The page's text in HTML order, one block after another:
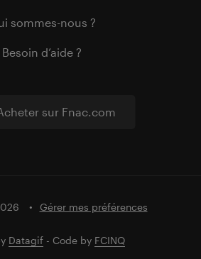
sur Fnac.com
sommes-nous ?
Besoin d’aide ?
Gérer mes préférences
Datagif - Code by FCINQ